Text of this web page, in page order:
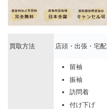
買取方法 店頭・出張・宅配
留袖
振袖
訪問着
付け下げ